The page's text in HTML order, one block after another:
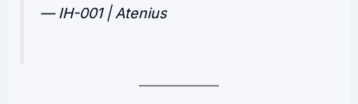
— IH-001 | Atenius